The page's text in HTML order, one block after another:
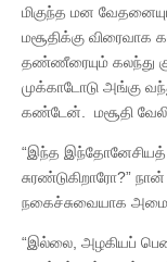
மிகுந்த மன
மசூதிக்கு
தண்ணீரையும் கலந்து
முக்காடோடு அங்கு
கண்டேன். மசூதி
“இந்த
சுரண்டுகிறாரோ?”
நகைச்சுவையாக
“இல்லை, அழகியப்